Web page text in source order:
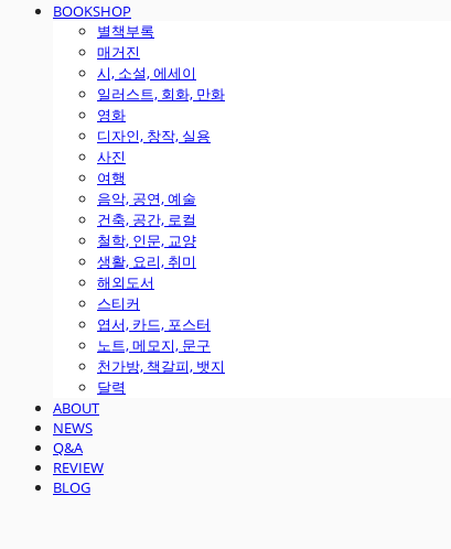
BOOKSHOP
별책부록
매거진
시, 소설, 에세이
일러스트, 회화, 만화
영화
디자인, 창작, 실용
사진
여행
음악, 공연, 예술
건축, 공간, 로컬
철학, 인문, 교양
생활, 요리, 취미
해외도서
스티커
엽서, 카드, 포스터
노트, 메모지, 문구
천가방, 책갈피, 뱃지
달력
ABOUT
NEWS
Q&A
REVIEW
BLOG